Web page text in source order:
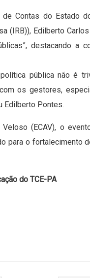
de Contas do Estado
(IRB)), Edilberto
destacando a
pública não é
os gestores,
Edilberto Pontes.
(ECAV), o
para o fortalecimento
do TCE-PA